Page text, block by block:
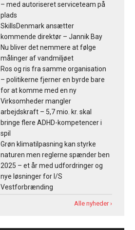
– med autoriseret serviceteam på
plads
SkillsDenmark ansætter
kommende direktør – Jannik Bay
Nu bliver det nemmere at følge
målinger af vandmiljøet
Ros og ris fra samme organisation
– politikerne fjerner en byrde bare
for at komme med en ny
Virksomheder mangler
arbejdskraft – 5,7 mio. kr. skal
bringe flere ADHD-kompetencer i
spil
Grøn klimatilpasning kan styrke
naturen men reglerne spænder ben
2025 – et år med udfordringer og
nye løsninger for I/S
Vestforbrænding
Alle nyheder ›